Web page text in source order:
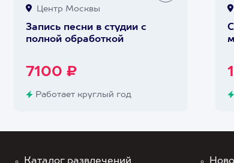
Центр Москвы
Запись песни в студии с
полной обработкой
7100 ₽
Работает круглый год